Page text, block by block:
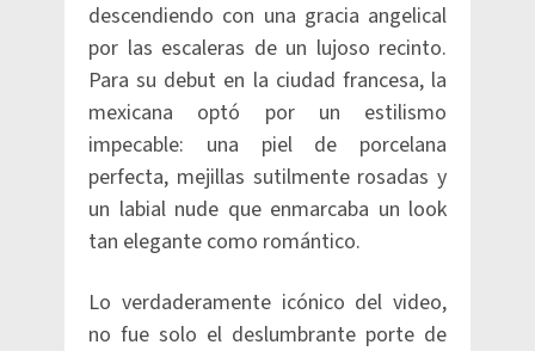
descendiendo con una gracia angelical
por las escaleras de un lujoso recinto.
Para su debut en la ciudad francesa, la
mexicana optó por un estilismo
impecable: una piel de porcelana
perfecta, mejillas sutilmente rosadas y
un labial nude que enmarcaba un look
tan elegante como romántico.
Lo verdaderamente icónico del video,
no fue solo el deslumbrante porte de